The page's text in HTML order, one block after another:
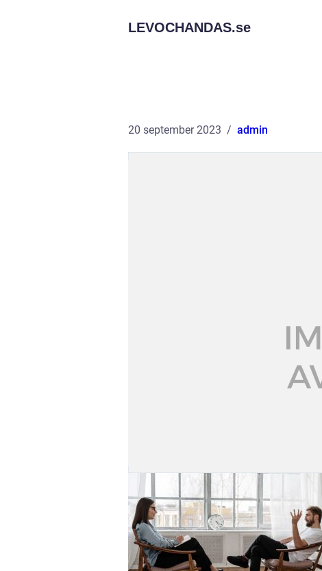
LEVOCHANDAS.se
20 september 2023 admin